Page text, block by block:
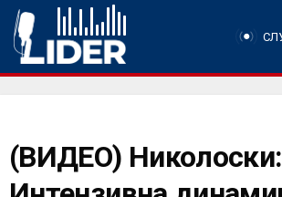
(ВИДЕО) Николоски: